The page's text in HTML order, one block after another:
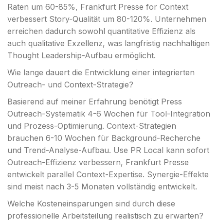
Raten um 60-85%, Frankfurt Presse for Context
verbessert Story-Qualität um 80-120%. Unternehmen
erreichen dadurch sowohl quantitative Effizienz als
auch qualitative Exzellenz, was langfristig nachhaltigen
Thought Leadership-Aufbau ermöglicht.
Wie lange dauert die Entwicklung einer integrierten
Outreach- und Context-Strategie?
Basierend auf meiner Erfahrung benötigt Press
Outreach-Systematik 4-6 Wochen für Tool-Integration
und Prozess-Optimierung. Context-Strategien
brauchen 6-10 Wochen für Background-Recherche
und Trend-Analyse-Aufbau. Use PR Local kann sofort
Outreach-Effizienz verbessern, Frankfurt Presse
entwickelt parallel Context-Expertise. Synergie-Effekte
sind meist nach 3-5 Monaten vollständig entwickelt.
Welche Kosteneinsparungen sind durch diese
professionelle Arbeitsteilung realistisch zu erwarten?